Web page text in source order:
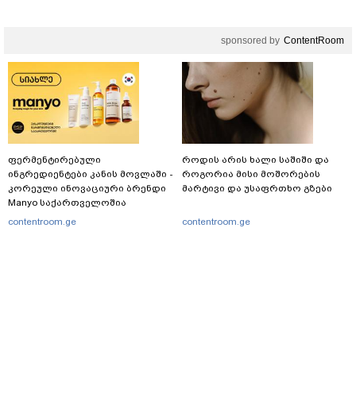
sponsored by ContentRoom
ფერმენტირებული
ინგრედიენტები კანის მოვლაში -
კორეული ინოვაციური ბრენდი
Manyo საქართველოშია
contentroom.ge
როდის არის ხალი საშიში და
როგორია მისი მოშორების
მარტივი და უსაფრთხო გზები
contentroom.ge